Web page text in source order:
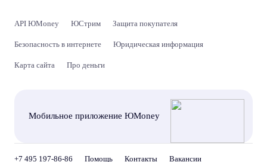
API ЮMoney ЮСтрим Защита покупателя
Безопасность в интернете Юридическая информация
Карта сайта Про деньги
Мобильное приложение ЮMoney
+7 495 197-86-86 Помощь Контакты Вакансии